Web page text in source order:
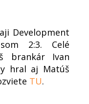
Development
2:3. Celé
brankár Ivan
hral aj Matúš
TU.